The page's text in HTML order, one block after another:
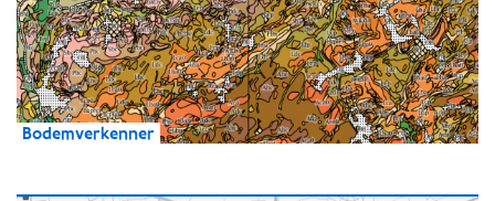
Bodemverkenner